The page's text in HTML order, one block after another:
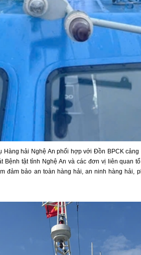
hải Nghệ An phối hợp với Đồn BPCK cảng
Bệnh tật tỉnh Nghệ An và các đơn vị liên quan
đảm bảo an toàn hàng hải, an ninh hàng hải,